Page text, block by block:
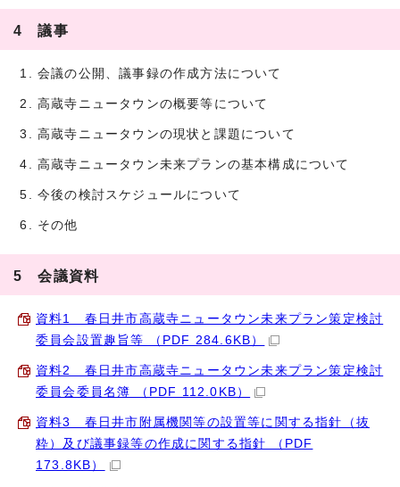
4 議事
会議の公開、議事録の作成方法について
高蔵寺ニュータウンの概要等について
高蔵寺ニュータウンの現状と課題について
高蔵寺ニュータウン未来プランの基本構成について
今後の検討スケジュールについて
その他
5 会議資料
資料1 春日井市高蔵寺ニュータウン未来プラン策定検討
委員会設置趣旨等 （PDF 284.6KB）
資料2 春日井市高蔵寺ニュータウン未来プラン策定検討
委員会委員名簿 （PDF 112.0KB）
資料3 春日井市附属機関等の設置等に関する指針（抜
粋）及び議事録等の作成に関する指針 （PDF
173.8KB）